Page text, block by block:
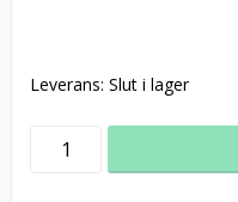
Leverans: Slut i lager